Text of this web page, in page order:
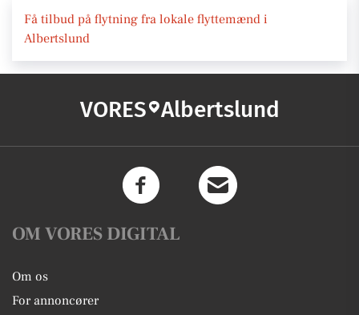
Få tilbud på flytning fra lokale flyttemænd i
Albertslund
VORES Albertslund
OM VORES DIGITAL
Om os
For annoncører